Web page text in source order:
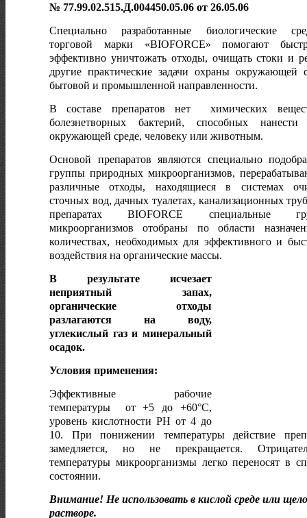
№ 77.99.02.515.Д.004450.05.06 от 26.05.06
Специально разработанные биологические
торговой марки «BIOFORCE» помогают
эффективно уничтожать отходы, очищать стоки и
другие практические задачи охраны окружающей
бытовой и промышленной направленности.
В составе препаратов нет химических
болезнетворных бактерий, способных нанести
окружающей среде, человеку или животным.
Основой препаратов являются специально
группы природных микроорганизмов,
различные отходы, находящиеся в системах
сточных вод, дачных туалетах, канализационных
препаратах BIOFORCE специальные
микроорганизмов отобраны по области
количествах, необходимых для эффективного и
воздействия на органические массы.
В результате исчезает
неприятный запах,
органические отходы
разлагаются на воду,
углекислый газ и минеральный
осадок.
Условия применения:
Эффективные рабочие
температуры от +5 до +60°С,
уровень кислотности PH от 4 до
10. При понижении температуры действие
замедляется, но не прекращается.
температуры микроорганизмы легко переносят в
состоянии.
Внимание! Не использовать в кислой среде или
растворе.